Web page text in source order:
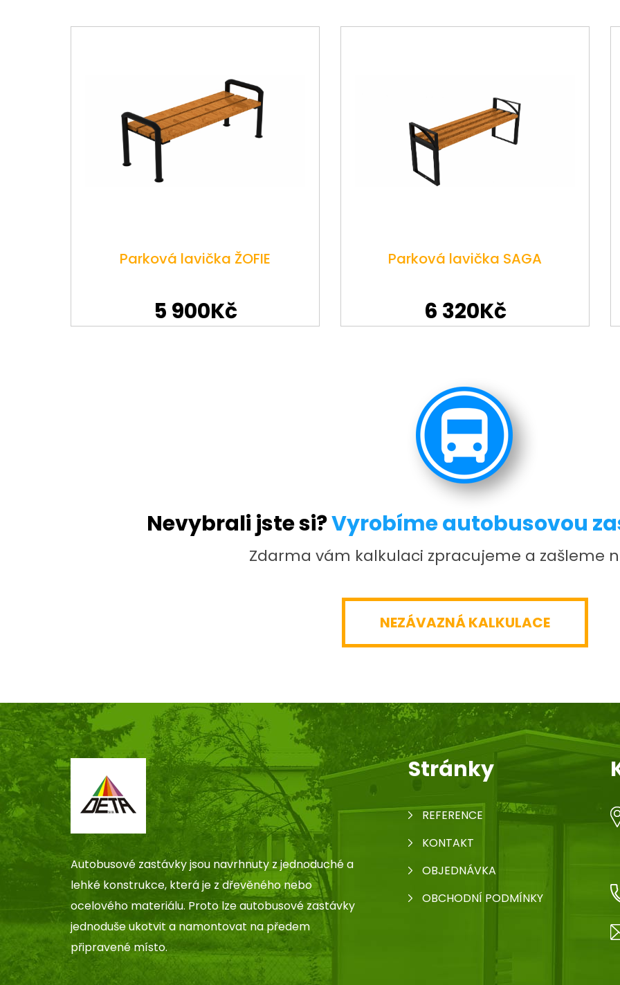
Parková lavička ŽOFIE
5 900Kč
Parková lavička SAGA
6 320Kč
Nevybrali jste si?Vyrobíme autobusovou
Zdarma vám kalkulaci zpracujeme a zašleme
NEZÁVAZNÁ KALKULACE
Autobusové zastávky jsou navrhnuty z jednoduché a
lehké konstrukce, která je z dřevěného nebo
ocelového materiálu. Proto lze autobusové zastávky
jednoduše ukotvit a namontovat na předem
připravené místo.
Stránky
REFERENCE
KONTAKT
OBJEDNÁVKA
OBCHODNÍ PODMÍNKY